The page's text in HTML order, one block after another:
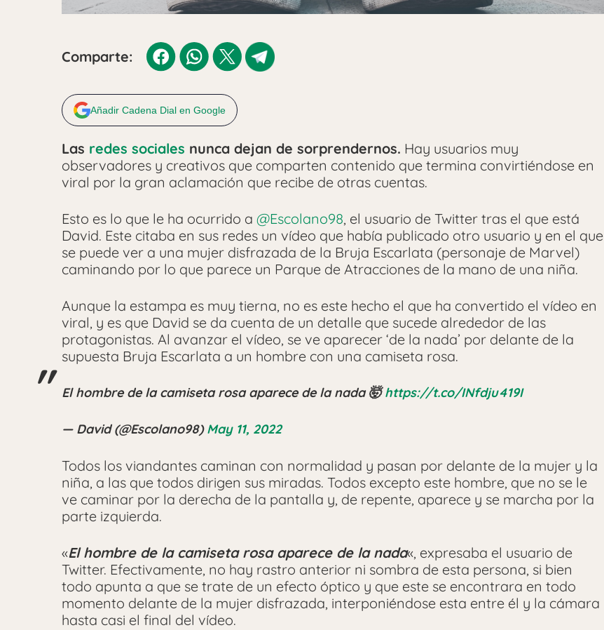
Comparte:
Añadir Cadena Dial en Google
Las redes sociales nunca dejan de sorprendernos. Hay usuarios muy
observadores y creativos que comparten contenido que termina convirtiéndose en
viral por la gran aclamación que recibe de otras cuentas.
Esto es lo que le ha ocurrido a @Escolano98, el usuario de Twitter tras el que está
David. Este citaba en sus redes un vídeo que había publicado otro usuario y en el que
se puede ver a una mujer disfrazada de la Bruja Escarlata (personaje de Marvel)
caminando por lo que parece un Parque de Atracciones de la mano de una niña.
Aunque la estampa es muy tierna, no es este hecho el que ha convertido el vídeo en
viral, y es que David se da cuenta de un detalle que sucede alrededor de las
protagonistas. Al avanzar el vídeo, se ve aparecer ‘de la nada’ por delante de la
supuesta Bruja Escarlata a un hombre con una camiseta rosa.
El hombre de la camiseta rosa aparece de la nada 🤯https://t.co/INfdju419I
— David (@Escolano98)May 11, 2022
Todos los viandantes caminan con normalidad y pasan por delante de la mujer y la
niña, a las que todos dirigen sus miradas. Todos excepto este hombre, que no se le
ve caminar por la derecha de la pantalla y, de repente, aparece y se marcha por la
parte izquierda.
«El hombre de la camiseta rosa aparece de la nada«, expresaba el usuario de
Twitter. Efectivamente, no hay rastro anterior ni sombra de esta persona, si bien
todo apunta a que se trate de un efecto óptico y que este se encontrara en todo
momento delante de la mujer disfrazada, interponiéndose esta entre él y la cámara
hasta casi el final del vídeo.